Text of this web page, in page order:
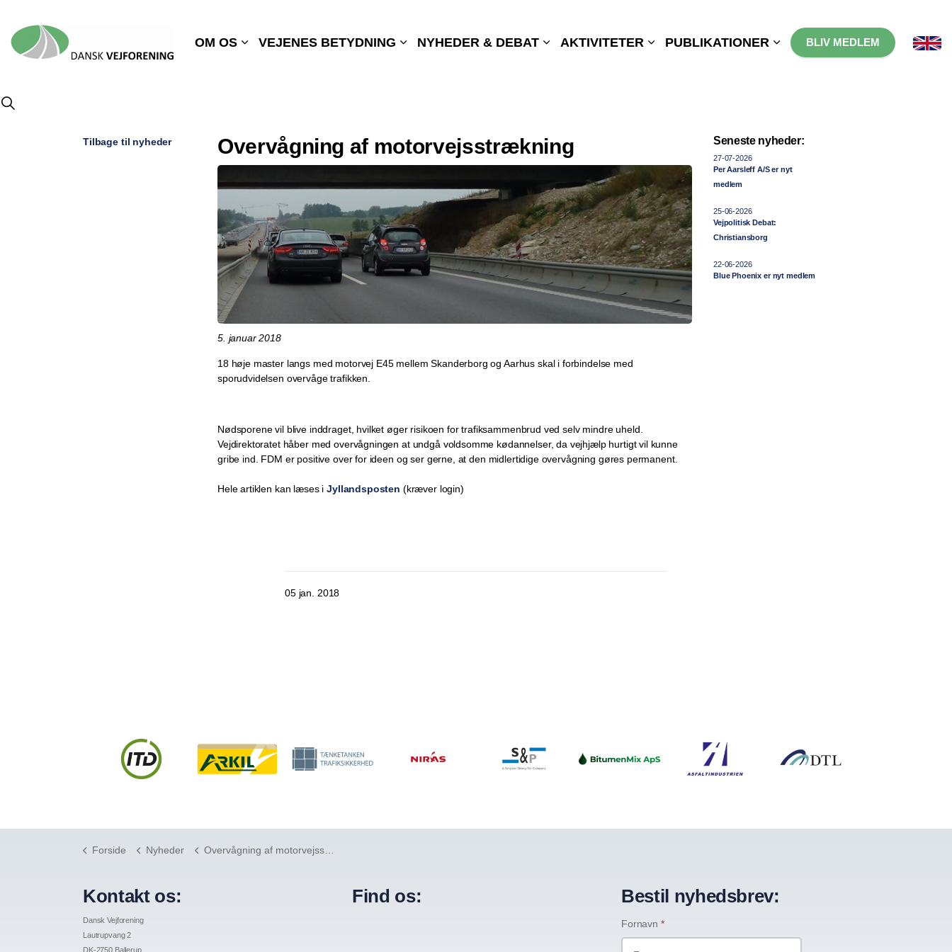
OM OS VEJENES BETYDNING NYHEDER & DEBAT AKTIVITETER PUBLIKATIONER BLIV MEDLEM
Tilbage til nyheder Overvågning af motorvejsstrækning
5. januar 2018
18 høje master langs med motorvej E45 mellem Skanderborg og Aarhus skal i forbindelse med
sporudvidelsen overvåge trafikken.
Nødsporene vil blive inddraget, hvilket øger risikoen for trafiksammenbrud ved selv mindre uheld.
Vejdirektoratet håber med overvågningen at undgå voldsomme kødannelser, da vejhjælp hurtigt vil kunne
gribe ind. FDM er positive over for ideen og ser gerne, at den midlertidige overvågning gøres permanent.
Hele artiklen kan læses iJyllandsposten (kræver login)
Seneste nyheder:
27-07-2026
Per Aarsleff A/S er nyt
medlem
25-06-2026
Vejpolitisk Debat:
Christiansborg
22-06-2026
Blue Phoenix er nyt medlem
05 jan. 2018
Forside Nyheder Overvågning af motorvejsstrækning
Kontakt os:
Dansk Vejforening
Lautrupvang 2
DK-2750 Ballerup
Find os: Bestil nyhedsbrev:
Fornavn *